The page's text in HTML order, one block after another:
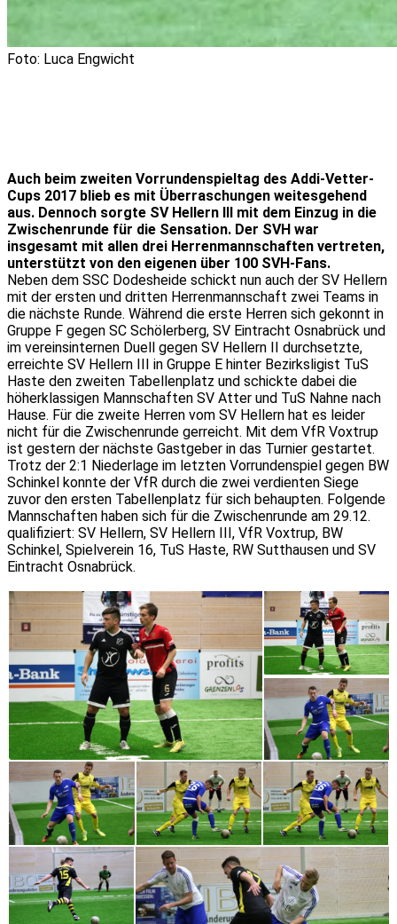
Foto: Luca Engwicht
Auch beim zweiten Vorrundenspieltag des Addi-Vetter-
Cups 2017 blieb es mit Überraschungen weitesgehend
aus. Dennoch sorgte SV Hellern III mit dem Einzug in die
Zwischenrunde für die Sensation. Der SVH war
insgesamt mit allen drei Herrenmannschaften vertreten,
unterstützt von den eigenen über 100 SVH-Fans.
Neben dem SSC Dodesheide schickt nun auch der SV Hellern
mit der ersten und dritten Herrenmannschaft zwei Teams in
die nächste Runde. Während die erste Herren sich gekonnt in
Gruppe F gegen SC Schölerberg, SV Eintracht Osnabrück und
im vereinsinternen Duell gegen SV Hellern II durchsetzte,
erreichte SV Hellern III in Gruppe E hinter Bezirksligist TuS
Haste den zweiten Tabellenplatz und schickte dabei die
höherklassigen Mannschaften SV Atter und TuS Nahne nach
Hause. Für die zweite Herren vom SV Hellern hat es leider
nicht für die Zwischenrunde gerreicht. Mit dem VfR Voxtrup
ist gestern der nächste Gastgeber in das Turnier gestartet.
Trotz der 2:1 Niederlage im letzten Vorrundenspiel gegen BW
Schinkel konnte der VfR durch die zwei verdienten Siege
zuvor den ersten Tabellenplatz für sich behaupten. Folgende
Mannschaften haben sich für die Zwischenrunde am 29.12.
qualifiziert: SV Hellern, SV Hellern III, VfR Voxtrup, BW
Schinkel, Spielverein 16, TuS Haste, RW Sutthausen und SV
Eintracht Osnabrück.